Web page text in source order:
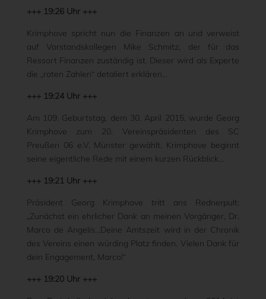
+++ 19:26 Uhr +++
Krimphove spricht nun die Finanzen an und verweist
auf Vorstandskollegen Mike Schmitz, der für das
Ressort Finanzen zuständig ist. Dieser wird als Experte
die „roten Zahlen“ detaliert erklären…
+++ 19:24 Uhr +++
Am 109. Geburtstag, dem 30. April 2015, wurde Georg
Krimphove zum 20. Vereinspräsidenten des SC
Preußen 06 e.V. Münster gewählt. Krimphove beginnt
seine eigentliche Rede mit einem kurzen Rückblick…
+++ 19:21 Uhr +++
Präsident Georg Krimphove tritt ans Rednerpult:
„Zunächst ein ehrlicher Dank an meinen Vorgänger, Dr.
Marco de Angelis…Deine Amtszeit wird in der Chronik
des Vereins einen würding Platz finden. Vielen Dank für
dein Engagement, Marco!“
+++ 19:20 Uhr +++